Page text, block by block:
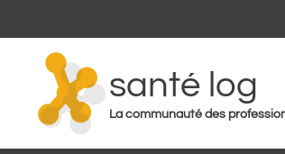
santé log
La communauté des